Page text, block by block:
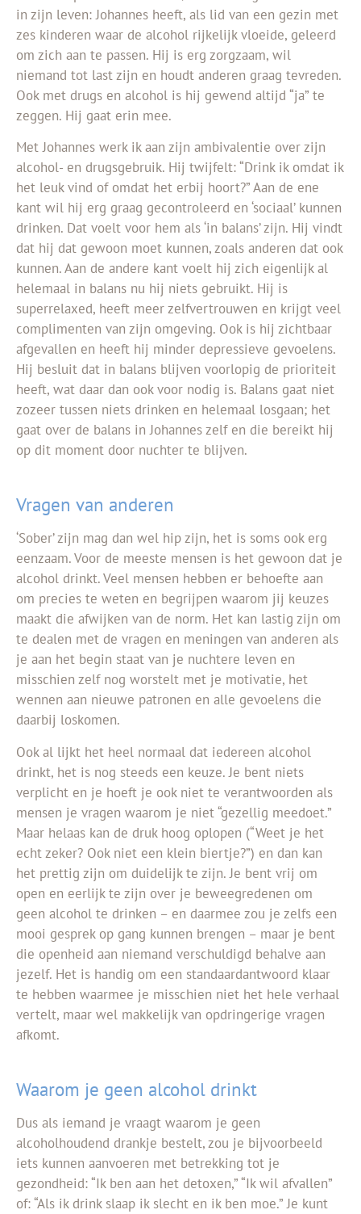
in zijn leven:Johannes heeft, als lid van een gezin met
zes kinderen waar de alcohol rijkelijk vloeide, geleerd
om zich aan te passen. Hij is erg zorgzaam, wil
niemand tot last zijn en houdt anderen graag tevreden.
Ook met drugs en alcohol is hij gewend altijd “ja” te
zeggen. Hij gaat erin mee.
Met Johannes werk ik aan zijn ambivalentie over zijn
alcohol- en drugsgebruik. Hij twijfelt: “Drink ik omdat ik
het leuk vind of omdat het erbij hoort?” Aan de ene
kant wil hij erg graag gecontroleerd en ‘sociaal’ kunnen
drinken. Dat voelt voor hem als ‘in balans’ zijn. Hij vindt
dat hij dat gewoon moet kunnen, zoals anderen dat ook
kunnen. Aan de andere kant voelt hij zich eigenlijk al
helemaal in balans nu hij niets gebruikt. Hij is
superrelaxed, heeft meer zelfvertrouwen en krijgt veel
complimenten van zijn omgeving. Ook is hij zichtbaar
afgevallen en heeft hij minder depressieve gevoelens.
Hij besluit dat in balans blijven voorlopig de prioriteit
heeft, wat daar dan ook voor nodig is. Balans gaat niet
zozeer tussen niets drinken en helemaal losgaan; het
gaat over de balans in Johanneszelf en die bereikt hij
op dit moment door nuchter te blijven.
Vragen van anderen
‘Sober’ zijn mag dan wel hip zijn, het is soms ook erg
eenzaam. Voor de meeste mensen is het gewoon dat je
alcohol drinkt. Veel mensen hebben er behoefte aan
om precies te weten en begrijpen waarom jij keuzes
maakt die afwijken van de norm. Het kan lastig zijn om
te dealen met de vragen en meningen van anderen als
je aan het begin staat van je nuchtere leven en
misschien zelf nog worstelt met je motivatie, het
wennen aan nieuwe patronen en alle gevoelens die
daarbij loskomen.
Ook al lijkt het heel normaal dat iedereen alcohol
drinkt, het is nog steeds een keuze. Je bent niets
verplicht en je hoeft je ook niet te verantwoorden als
mensen je vragen waarom je niet “gezellig meedoet.”
Maar helaas kan de druk hoog oplopen (“Weet je het
echt zeker? Ook niet een klein biertje?”) en dan kan
het prettig zijn om duidelijk te zijn. Je bent vrij om
open en eerlijk te zijn over je beweegredenen om
geen alcohol te drinken – en daarmee zou je zelfs een
mooi gesprek op gang kunnen brengen – maar je bent
die openheid aan niemand verschuldigd behalve aan
jezelf. Het is handig om een standaardantwoord klaar
te hebben waarmee je misschien niet het hele verhaal
vertelt, maar wel makkelijk van opdringerige vragen
afkomt.
Waarom je geen alcohol drinkt
Dus als iemand je vraagt waarom je geen
alcoholhoudend drankje bestelt, zou je bijvoorbeeld
iets kunnen aanvoeren met betrekking tot je
gezondheid: “Ik ben aan het detoxen,” “Ik wil afvallen”
of: “Als ik drink slaap ik slecht en ik ben moe.” Je kunt